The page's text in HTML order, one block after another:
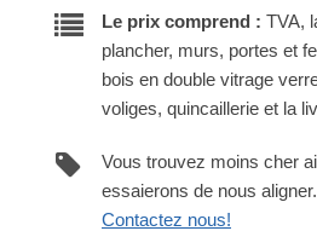
Le prix comprend : TVA,
plancher, murs, portes et
bois en double vitrage
voliges, quincaillerie et la
Vous trouvez moins cher
essaierons de nous aligner.
Contactez nous!